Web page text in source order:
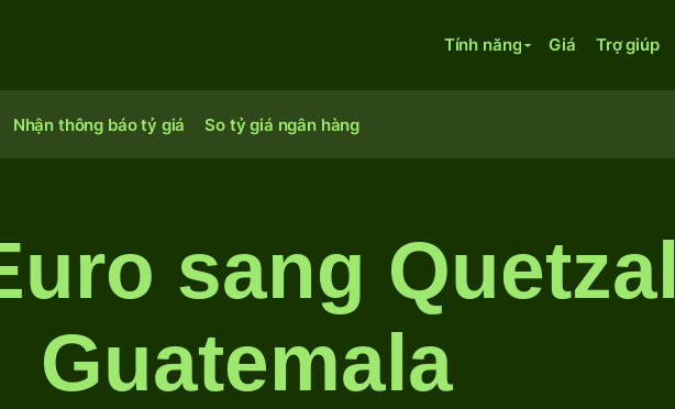
Tính năng Giá Trợ giúp
Nhận thông báo tỷ giá So tỷ giá ngân hàng
sang Quetzal
Guatemala